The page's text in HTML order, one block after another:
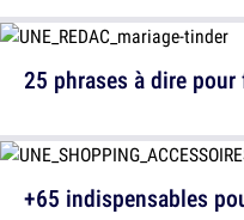
25 phrases à dire
+65 indispensables